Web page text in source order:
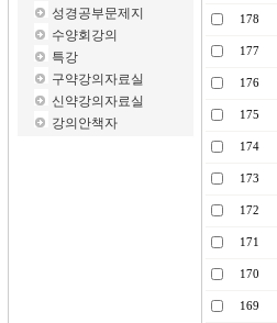
성경공부문제지
수양회강의
특강
구약강의자료실
신약강의자료실
강의안책자
178
177
176
175
174
173
172
171
170
169